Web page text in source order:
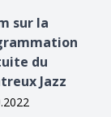
du
sur la
du
Jazz